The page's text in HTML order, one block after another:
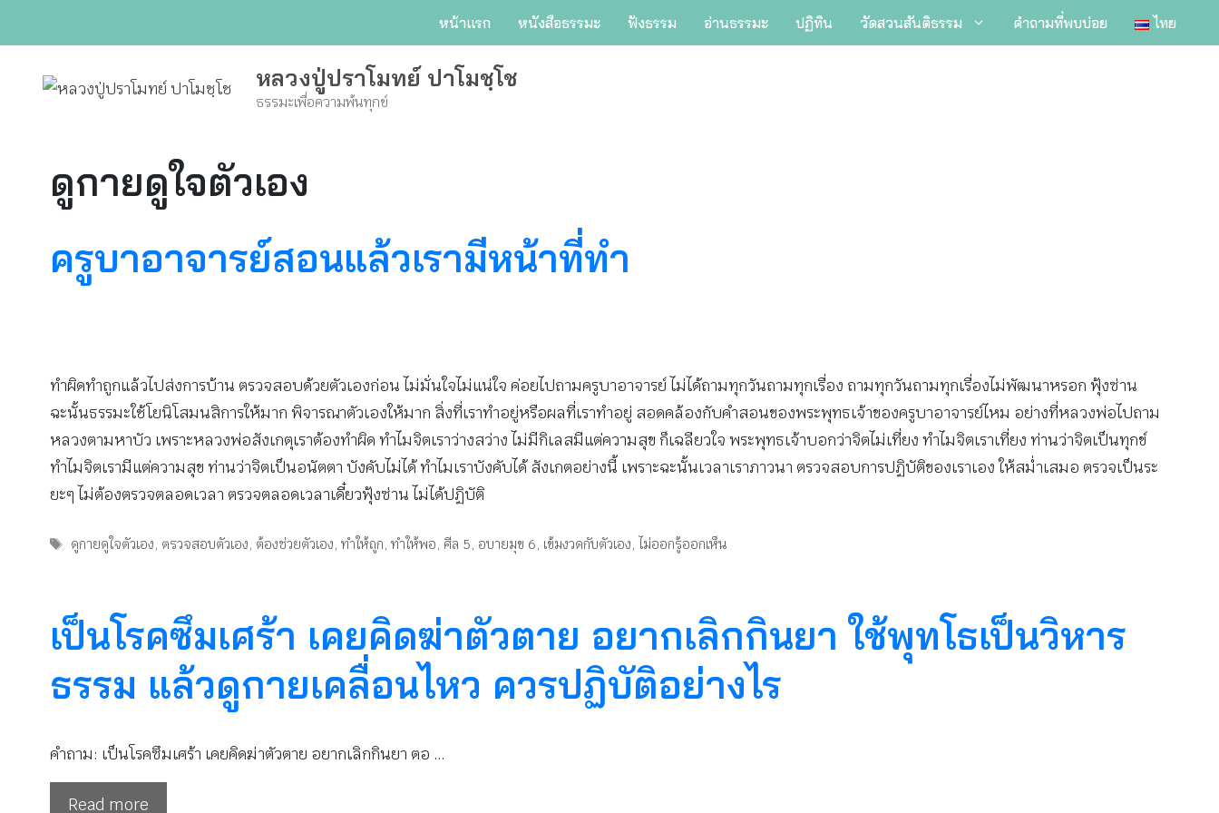
หน้าแรก หนังสือธรรมะ ฟังธรรม อ่านธรรมะ ปฏิทิน วัดสวนสันติธรรม คำถามที่พบบ่อย ไทย
หลวงปู่ปราโมทย์ ปาโมชฺโช
ธรรมะเพื่อความพ้นทุกข์
ดูกายดูใจตัวเอง
ครูบาอาจารย์สอนแล้วเรามีหน้าที่ทำ
ทำผิดทำถูกแล้วไปส่งการบ้าน ตรวจสอบด้วยตัวเองก่อน ไม่มั่นใจไม่แน่ใจ ค่อยไปถามครูบาอาจารย์ ไม่ได้ถามทุกวันถามทุกเรื่อง ถามทุกวันถามทุกเรื่องไม่พัฒนาหรอก ฟุ้งซ่าน
ฉะนั้นธรรมะใช้โยนิโสมนสิการให้มาก พิจารณาตัวเองให้มาก สิ่งที่เราทำอยู่หรือผลที่เราทำอยู่ สอดคล้องกับคำสอนของพระพุทธเจ้าของครูบาอาจารย์ไหม อย่างที่หลวงพ่อไปถาม
หลวงตามหาบัว เพราะหลวงพ่อสังเกตุเราต้องทำผิด ทำไมจิตเราว่างสว่าง ไม่มีกิเลสมีแต่ความสุข ก็เฉลียวใจ พระพุทธเจ้าบอกว่าจิตไม่เที่ยง ทำไมจิตเราเที่ยง ท่านว่าจิตเป็นทุกข์
ทำไมจิตเรามีแต่ความสุข ท่านว่าจิตเป็นอนัตตา บังคับไม่ได้ ทำไมเราบังคับได้ สังเกตอย่างนี้ เพราะฉะนั้นเวลาเราภาวนา ตรวจสอบการปฏิบัติของเราเอง ให้สม่ำเสมอ ตรวจเป็นระ
ยะๆ ไม่ต้องตรวจตลอดเวลา ตรวจตลอดเวลาเดี๋ยวฟุ้งซ่าน ไม่ได้ปฏิบัติ
Tags
ดูกายดูใจตัวเอง, ตรวจสอบตัวเอง, ต้องช่วยตัวเอง,ทำให้ถูก,ทำให้พอ, ศีล 5, อบายมุข 6, เข้มงวดกับตัวเอง, ไม่ออกรู้ออกเห็น
เป็นโรคซึมเศร้า เคยคิดฆ่าตัวตาย อยากเลิกกินยา ใช้พุทโธเป็นวิหาร
ธรรม แล้วดูกายเคลื่อนไหว ควรปฏิบัติอย่างไร
คำถาม: เป็นโรคซึมเศร้า เคยคิดฆ่าตัวตาย อยากเลิกกินยา ตอ …
Read more